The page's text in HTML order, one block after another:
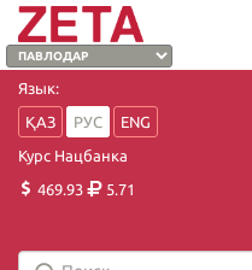
Язык:
ҚАЗ
РУС
ENG
Курс Нацбанка
469.93
5.71